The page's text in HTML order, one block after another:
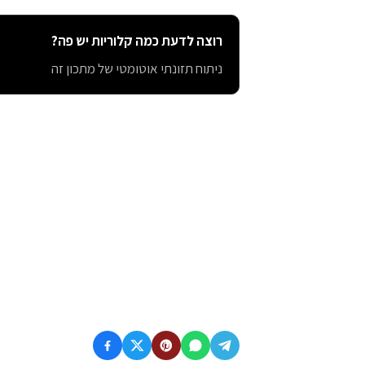
רוצה לדעת כמה קלוריות יש פה?
ניתוח תזונתי אוטומטי של מתכון זה